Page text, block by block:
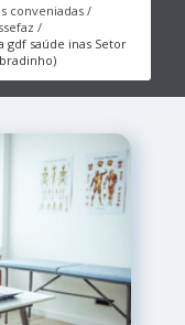
conveniadas
saúde inas Setor